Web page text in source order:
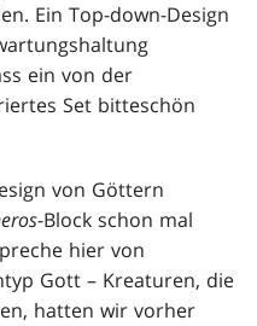
Ein Top-down-Design
ein von der
Set bitteschön
von Göttern
-Block schon mal
hier von
Gott – Kreaturen, die
hatten wir vorher